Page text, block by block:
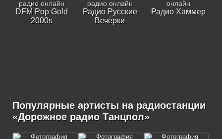
DFM Pop Gold
2000s
Радио Русские
Вечёрки
Радио Хаммер
Популярные артисты на радиостанции
«Дорожное радио Танцпол»